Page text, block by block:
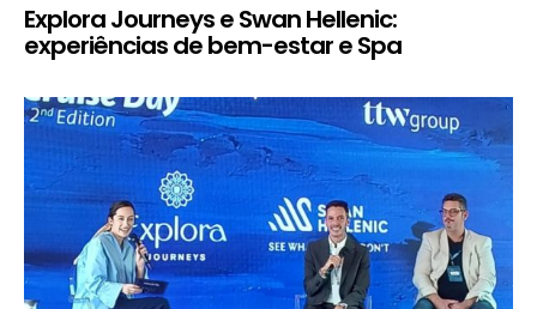
Explora Journeys e Swan Hellenic:
experiências de bem-estar e Spa